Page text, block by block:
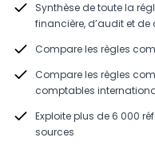
Synthèse de toute la
financière, d’audit et
Compare les règles
Compare les règles
comptables
Exploite plus de 6 000
sources